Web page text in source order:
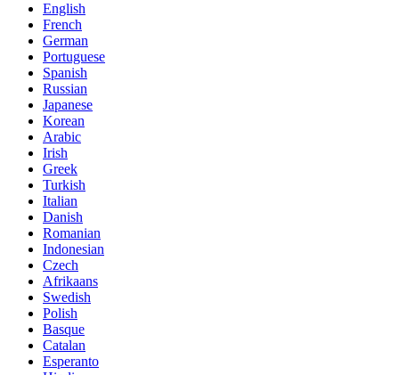
English
French
German
Portuguese
Spanish
Russian
Japanese
Korean
Arabic
Irish
Greek
Turkish
Italian
Danish
Romanian
Indonesian
Czech
Afrikaans
Swedish
Polish
Basque
Catalan
Esperanto